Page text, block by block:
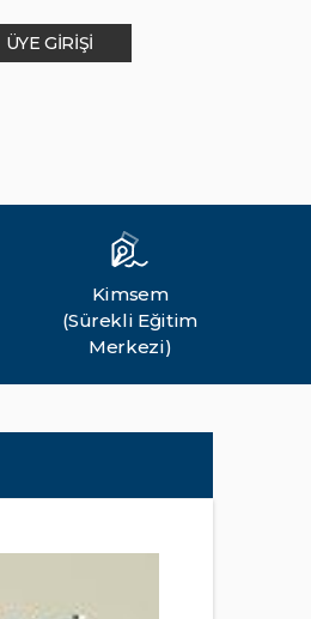
ÜYE GİRİŞİ
Kimsem
(Sürekli Eğitim
Merkezi)